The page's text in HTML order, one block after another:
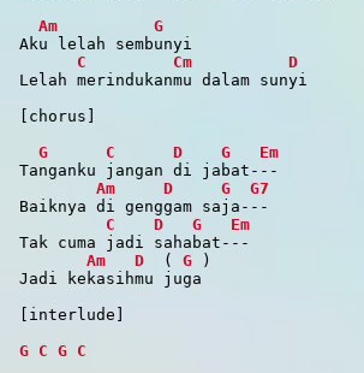
Am
G
Aku lelah sembunyi
C
Cm
D
Lelah merindukanmu dalam sunyi
[chorus]
G
C D G
Em
Tanganku jangan di jabat---
Am
D G
G7
Baiknya di genggam saja---
C
D G
Em
Tak cuma jadi sahabat---
Am
D ( G )
Jadi kekasihmu juga
[interlude]
G C G C